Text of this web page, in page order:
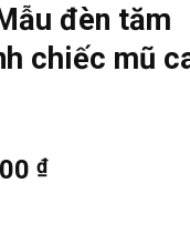
đèn tăm
chiếc mũ
₫